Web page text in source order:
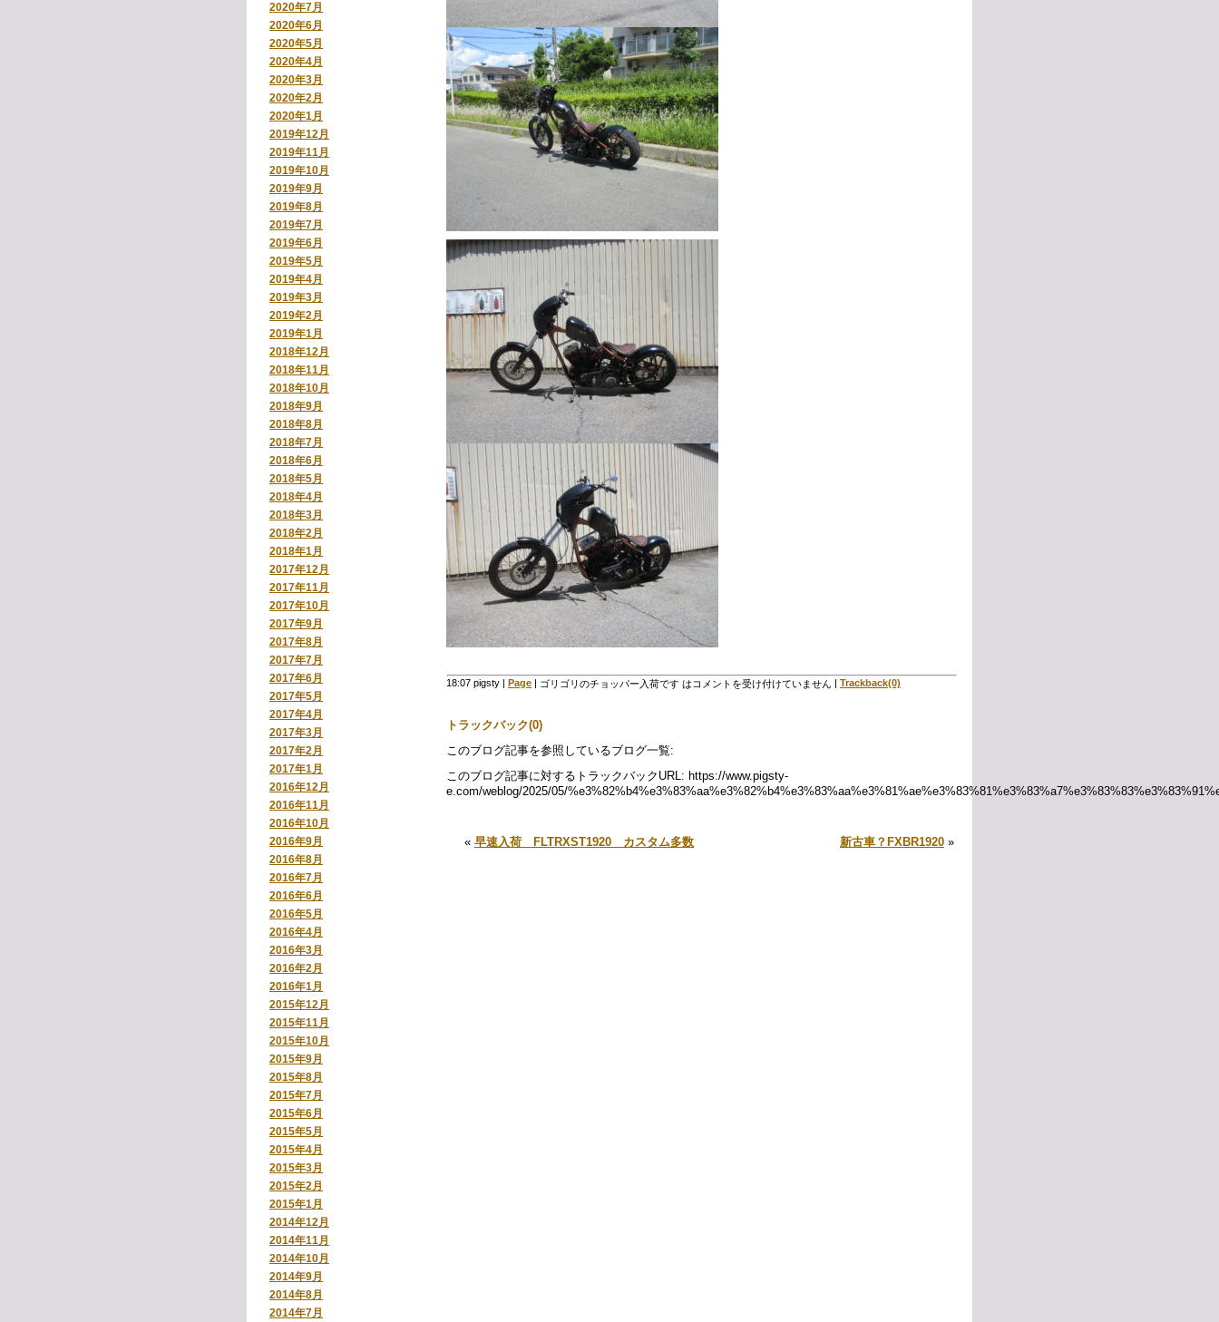
2020年7月
2020年6月
2020年5月
2020年4月
2020年3月
2020年2月
2020年1月
2019年12月
2019年11月
2019年10月
2019年9月
2019年8月
2019年7月
2019年6月
2019年5月
2019年4月
2019年3月
2019年2月
2019年1月
2018年12月
2018年11月
2018年10月
2018年9月
2018年8月
2018年7月
2018年6月
2018年5月
2018年4月
2018年3月
2018年2月
2018年1月
2017年12月
2017年11月
2017年10月
2017年9月
2017年8月
2017年7月
2017年6月
2017年5月
2017年4月
2017年3月
2017年2月
2017年1月
2016年12月
2016年11月
2016年10月
2016年9月
2016年8月
2016年7月
2016年6月
2016年5月
2016年4月
2016年3月
2016年2月
2016年1月
2015年12月
2015年11月
2015年10月
2015年9月
2015年8月
2015年7月
2015年6月
2015年5月
2015年4月
2015年3月
2015年2月
2015年1月
2014年12月
2014年11月
2014年10月
2014年9月
2014年8月
2014年7月
18:07 pigsty Page ゴリゴリのチョッパー入荷です は コメントを受け付けていません Trackback(0)
トラックバック(0)
このブログ記事を参照しているブログ一覧:
このブログ記事に対するトラックバックURL: https://www.pigsty-
e.com/weblog/2025/05/
« 早速入荷 FLTRXST1920 カスタム多数 新古車？FXBR1920 »